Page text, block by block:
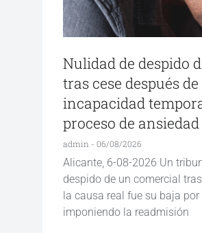
Nulidad de despido
tras cese después
incapacidad
proceso de ansiedad
admin 06/08/2026
Alicante, 6-08-2026 Un
despido de un comercial
la causa real fue su baja
imponiendo la readmisión